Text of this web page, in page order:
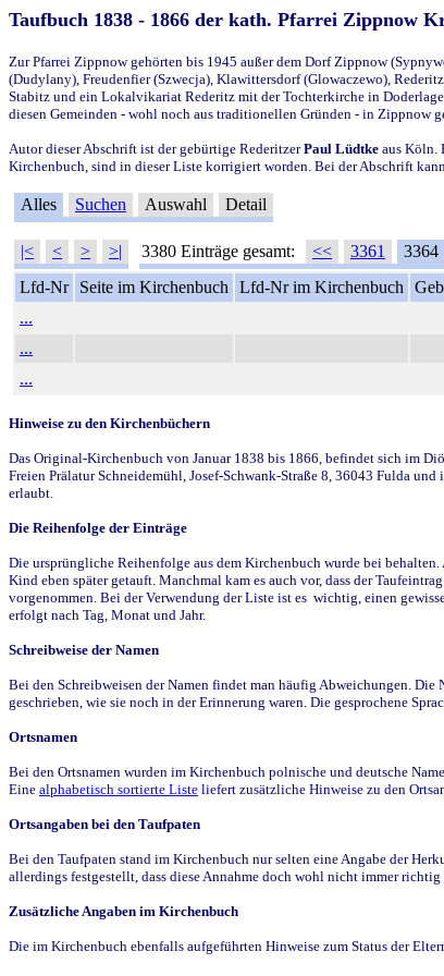
Taufbuch 1838 - 1866 der kath. Pfarrei Zippnow
Zur Pfarrei Zippnow gehörten bis 1945 außer dem Dorf Zippnow
(Dudylany), Freudenfier (Szwecja), Klawittersdorf (Glowaczewo),
Stabitz und ein Lokalvikariat Rederitz mit der Tochterkirche in
diesen Gemeinden - wohl noch aus traditionellen Gründen - in Zippnow
Autor dieser Abschrift ist der gebürtige RederitzerPaul Lüdtke aus Köln.
Kirchenbuch, sind in dieser Liste korrigiert worden. Bei der Abschrift
Alles Suchen Auswahl Detail
|< < > >| 3380 Einträge gesamt: << 3361 3364
Lfd-Nr
Seite im Kirchenbuch Lfd-Nr im Kirchenbuch
...
...
...
Hinweise zu den Kirchenbüchern
Das Original-Kirchenbuch von Januar 1838 bis 1866, befindet sich im
Freien Prälatur Schneidemühl, Josef-Schwank-Straße 8, 36043 Fulda
erlaubt.
Die Reihenfolge der Einträge
Die ursprüngliche Reihenfolge aus dem Kirchenbuch wurde bei
Kind eben später getauft. Manchmal kam es auch vor, dass der
vorgenommen. Bei der Verwendung der Liste ist es wichtig, einen
erfolgt nach Tag, Monat und Jahr.
Schreibweise der Namen
Bei den Schreibweisen der Namen findet man häufig Abweichungen. Die
geschrieben, wie sie noch in der Erinnerung waren. Die gesprochene
Ortsnamen
Bei den Ortsnamen wurden im Kirchenbuch polnische und deutsche
Eine alphabetisch sortierte Liste liefert zusätzliche Hinweise zu den
Ortsangaben bei den Taufpaten
Bei den Taufpaten stand im Kirchenbuch nur selten eine Angabe der
allerdings festgestellt, dass diese Annahme doch wohl nicht immer
Zusätzliche Angaben im Kirchenbuch
Die im Kirchenbuch ebenfalls aufgeführten Hinweise zum Status der